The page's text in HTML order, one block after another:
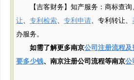
【吉客财务】知产服务：商标查询
让、 专利检索、 专利申请、专利转让、
办服务。
如需了解更多南京公司注册流程及
要多少钱、南京注册公司流程等南京公